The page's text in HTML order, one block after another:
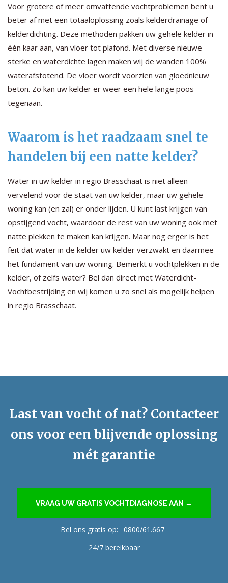
Voor grotere of meer omvattende vochtproblemen bent u
beter af met een totaaloplossing zoals kelderdrainage of
kelderdichting. Deze methoden pakken uw gehele kelder in
één kaar aan, van vloer tot plafond. Met diverse nieuwe
sterke en waterdichte lagen maken wij de wanden 100%
waterafstotend. De vloer wordt voorzien van gloednieuw
beton. Zo kan uw kelder er weer een hele lange poos
tegenaan.
Waarom is het raadzaam snel te
handelen bij een natte kelder?
Water in uw kelder in regio Brasschaat is niet alleen
vervelend voor de staat van uw kelder, maar uw gehele
woning kan (en zal) er onder lijden. U kunt last krijgen van
opstijgend vocht, waardoor de rest van uw woning ook met
natte plekken te maken kan krijgen. Maar nog erger is het
feit dat water in de kelder uw kelder verzwakt en daarmee
het fundament van uw woning. Bemerkt u vochtplekken in de
kelder, of zelfs water? Bel dan direct met Waterdicht-
Vochtbestrijding en wij komen u zo snel als mogelijk helpen
in regio Brasschaat.
Last van vocht of nat? Contacteer
ons voor een blijvende oplossing
mét garantie
VRAAG UW GRATIS VOCHTDIAGNOSE AAN →
Bel ons gratis op:
0800/61.667
24/7 bereikbaar